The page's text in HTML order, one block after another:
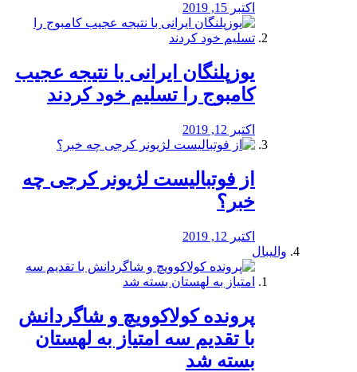
اکتبر 15, 2019
یوزپلنگان ایرانی با نتیجه عجیب
کامبوج را تسلیم خود کردند
اکتبر 12, 2019
از فوتبالیست لژیونر کرجی چه
خبر؟
اکتبر 12, 2019
والیبال
پرونده کولاکوویچ و شاگردانش
با تقدیم سه امتیاز به لهستان
بسته شد